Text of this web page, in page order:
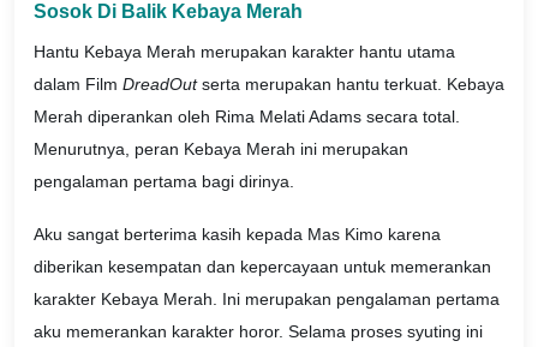
Sosok Di Balik Kebaya Merah
Hantu Kebaya Merah merupakan karakter hantu utama
dalam Film DreadOutserta merupakan hantu terkuat. Kebaya
Merah diperankan oleh Rima Melati Adams secara total.
Menurutnya, peran Kebaya Merah ini merupakan
pengalaman pertama bagi dirinya.
Aku sangat berterima kasih kepada Mas Kimo karena
diberikan kesempatan dan kepercayaan untuk memerankan
karakter Kebaya Merah. Ini merupakan pengalaman pertama
aku memerankan karakter horor. Selama proses syuting ini